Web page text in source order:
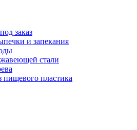
заказ
и запекания
стали
пищевого пластика